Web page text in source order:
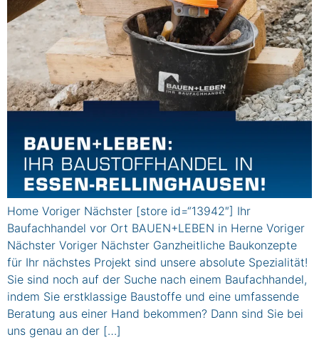
Home Voriger Nächster [store id=“13942″] Ihr
Baufachhandel vor Ort BAUEN+LEBEN in Herne Voriger
Nächster Voriger Nächster Ganzheitliche Baukonzepte
für Ihr nächstes Projekt sind unsere absolute Spezialität!
Sie sind noch auf der Suche nach einem Baufachhandel,
indem Sie erstklassige Baustoffe und eine umfassende
Beratung aus einer Hand bekommen? Dann sind Sie bei
uns genau an der […]